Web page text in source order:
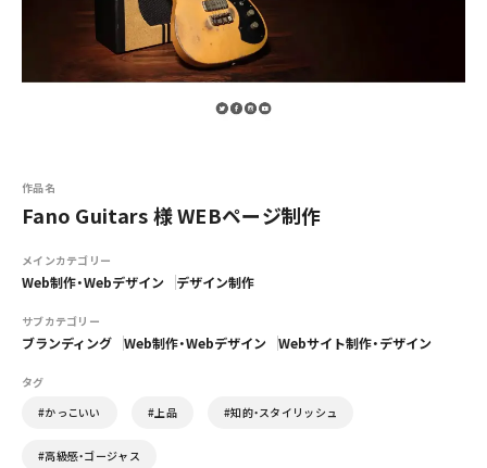
作品名
Fano Guitars 様 WEBページ制作
メインカテゴリー
Web制作・Webデザイン デザイン制作
サブカテゴリー
ブランディング Web制作・Webデザイン Webサイト制作・デザイン
タグ
#かっこいい
#上品 #知的・スタイリッシュ
#高級感・ゴージャス